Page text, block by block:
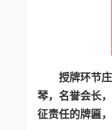
授牌环节
琴，名誉会长
征责任的牌匾